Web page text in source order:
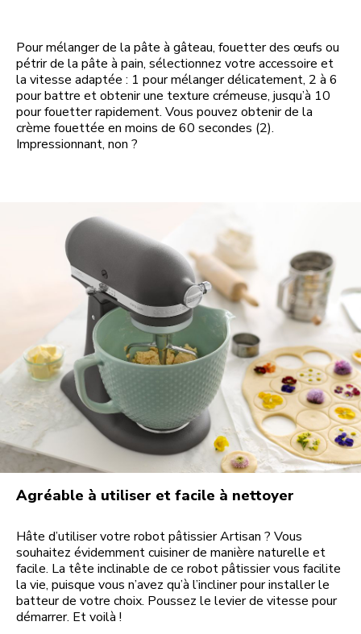
Pour mélanger de la pâte à gâteau, fouetter des œufs ou
pétrir de la pâte à pain, sélectionnez votre accessoire et
la vitesse adaptée : 1 pour mélanger délicatement, 2 à 6
pour battre et obtenir une texture crémeuse, jusqu’à 10
pour fouetter rapidement. Vous pouvez obtenir de la
crème fouettée en moins de 60 secondes (2).
Impressionnant, non ?
Agréable à utiliser et facile à nettoyer
Hâte d’utiliser votre robot pâtissier Artisan ? Vous
souhaitez évidemment cuisiner de manière naturelle et
facile. La tête inclinable de ce robot pâtissier vous facilite
la vie, puisque vous n’avez qu’à l’incliner pour installer le
batteur de votre choix. Poussez le levier de vitesse pour
démarrer. Et voilà !